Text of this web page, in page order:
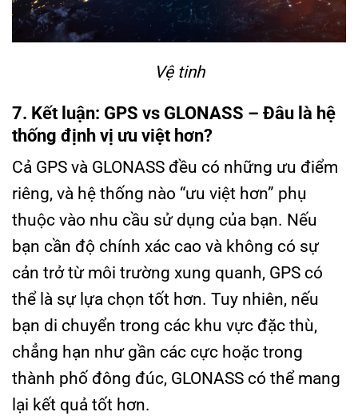
Vệ tinh
7. Kết luận: GPS vs GLONASS – Đâu là hệ
thống định vị ưu việt hơn?
Cả GPS và GLONASS đều có những ưu điểm
riêng, và hệ thống nào “ưu việt hơn” phụ
thuộc vào nhu cầu sử dụng của bạn. Nếu
bạn cần độ chính xác cao và không có sự
cản trở từ môi trường xung quanh, GPS có
thể là sự lựa chọn tốt hơn. Tuy nhiên, nếu
bạn di chuyển trong các khu vực đặc thù,
chẳng hạn như gần các cực hoặc trong
thành phố đông đúc, GLONASS có thể mang
lại kết quả tốt hơn.